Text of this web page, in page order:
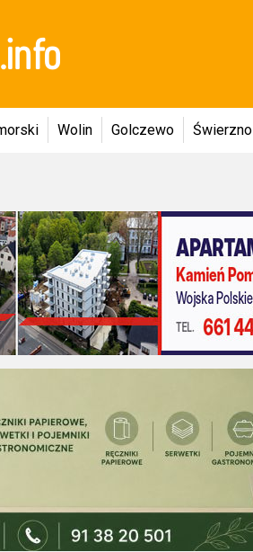
Wolin Golczewo Świerzno